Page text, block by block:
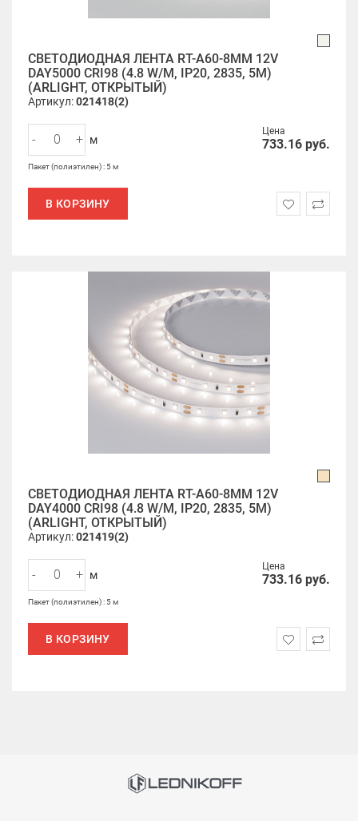
СВЕТОДИОДНАЯ ЛЕНТА RT-A60-8MM 12V
DAY5000 CRI98 (4.8 W/M, IP20, 2835, 5M)
(ARLIGHT, ОТКРЫТЫЙ)
Артикул:021418(2)
Цена
733.16 руб.
- + м
Пакет (полиэтилен) : 5 м
В КОРЗИНУ
СВЕТОДИОДНАЯ ЛЕНТА RT-A60-8MM 12V
DAY4000 CRI98 (4.8 W/M, IP20, 2835, 5M)
(ARLIGHT, ОТКРЫТЫЙ)
Артикул:021419(2)
Цена
733.16 руб.
- + м
Пакет (полиэтилен) : 5 м
В КОРЗИНУ